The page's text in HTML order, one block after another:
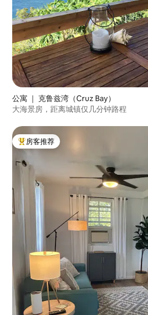
公寓 ｜ 克鲁兹湾（Cruz Bay）
大海景房，距离城镇仅几分钟路程
热门「房客推荐」
房客推荐